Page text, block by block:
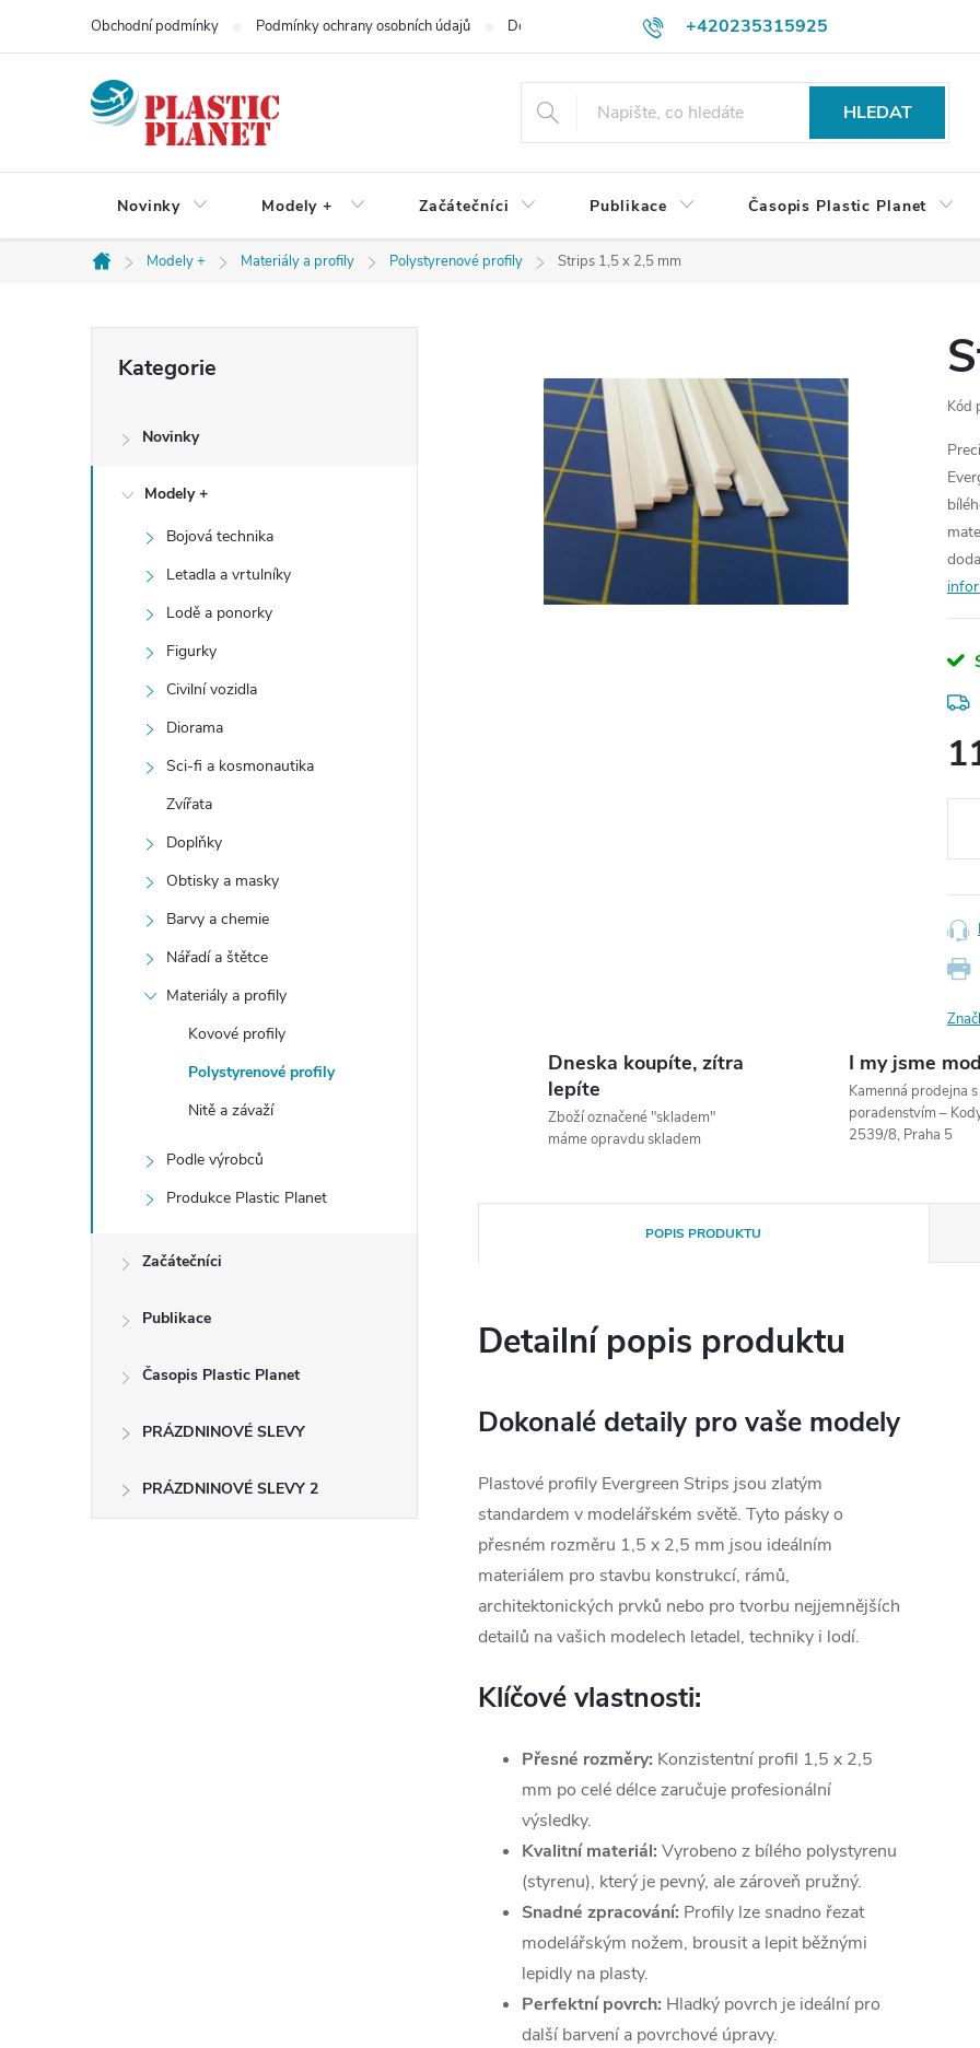
+420235315925
shop@plasticplanet.cz
Obchodní podmínky Podmínky ochrany osobních údajů Dodací a platební podmínky Podmínky vrácení peněz
HLEDAT
Novinky Modely + Začátečníci Publikace Časopis Plastic Planet
Domů
Modely + Materiály a profily Polystyrenové profily Strips 1,5 x 2,5 mm
s
kategorie
Kategorie
Novinky
Modely +
Bojová technika
Letadla a vrtulníky
Lodě a ponorky
Figurky
Civilní vozidla
Diorama
Sci-fi a kosmonautika
Zvířata
Doplňky
Obtisky a masky
Barvy a chemie
Nářadí a štětce
Materiály a profily
Kovové profily
Polystyrenové profily
Nitě a závaží
Podle výrobců
Produkce Plastic Planet
Začátečníci
Publikace
Časopis Plastic Planet
PRÁZDNINOVÉ SLEVY
PRÁZDNINOVÉ SLEVY 2
Kód
Dneska koupíte, zítra
lepíte
Zboží označené "skladem"
máme opravdu skladem
I my jsme
Kamenná prodejna
poradenstvím –
2539/8, Praha 5
POPIS PRODUKTU
Detailní popis produktu
Dokonalé detaily pro vaše modely
Plastové profily Evergreen Strips jsou zlatým
standardem v modelářském světě. Tyto pásky o
přesném rozměru 1,5 x 2,5 mm jsou ideálním
materiálem pro stavbu konstrukcí, rámů,
architektonických prvků nebo pro tvorbu nejjemnějších
detailů na vašich modelech letadel, techniky i lodí.
Klíčové vlastnosti:
Přesné rozměry: Konzistentní profil 1,5 x 2,5
mm po celé délce zaručuje profesionální
výsledky.
Kvalitní materiál: Vyrobeno z bílého polystyrenu
(styrenu), který je pevný, ale zároveň pružný.
Snadné zpracování: Profily lze snadno řezat
modelářským nožem, brousit a lepit běžnými
lepidly na plasty.
Perfektní povrch: Hladký povrch je ideální pro
další barvení a povrchové úpravy.